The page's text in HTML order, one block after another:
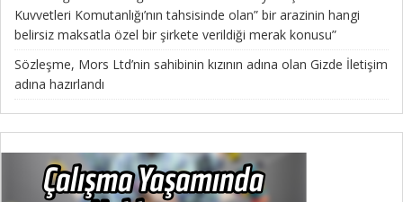
Kuvvetleri Komutanlığı’nın tahsisinde olan” bir arazinin hangi
belirsiz maksatla özel bir şirkete verildiği merak konusu”
Sözleşme, Mors Ltd’nin sahibinin kızının adına olan Gizde İletişim
adına hazırlandı